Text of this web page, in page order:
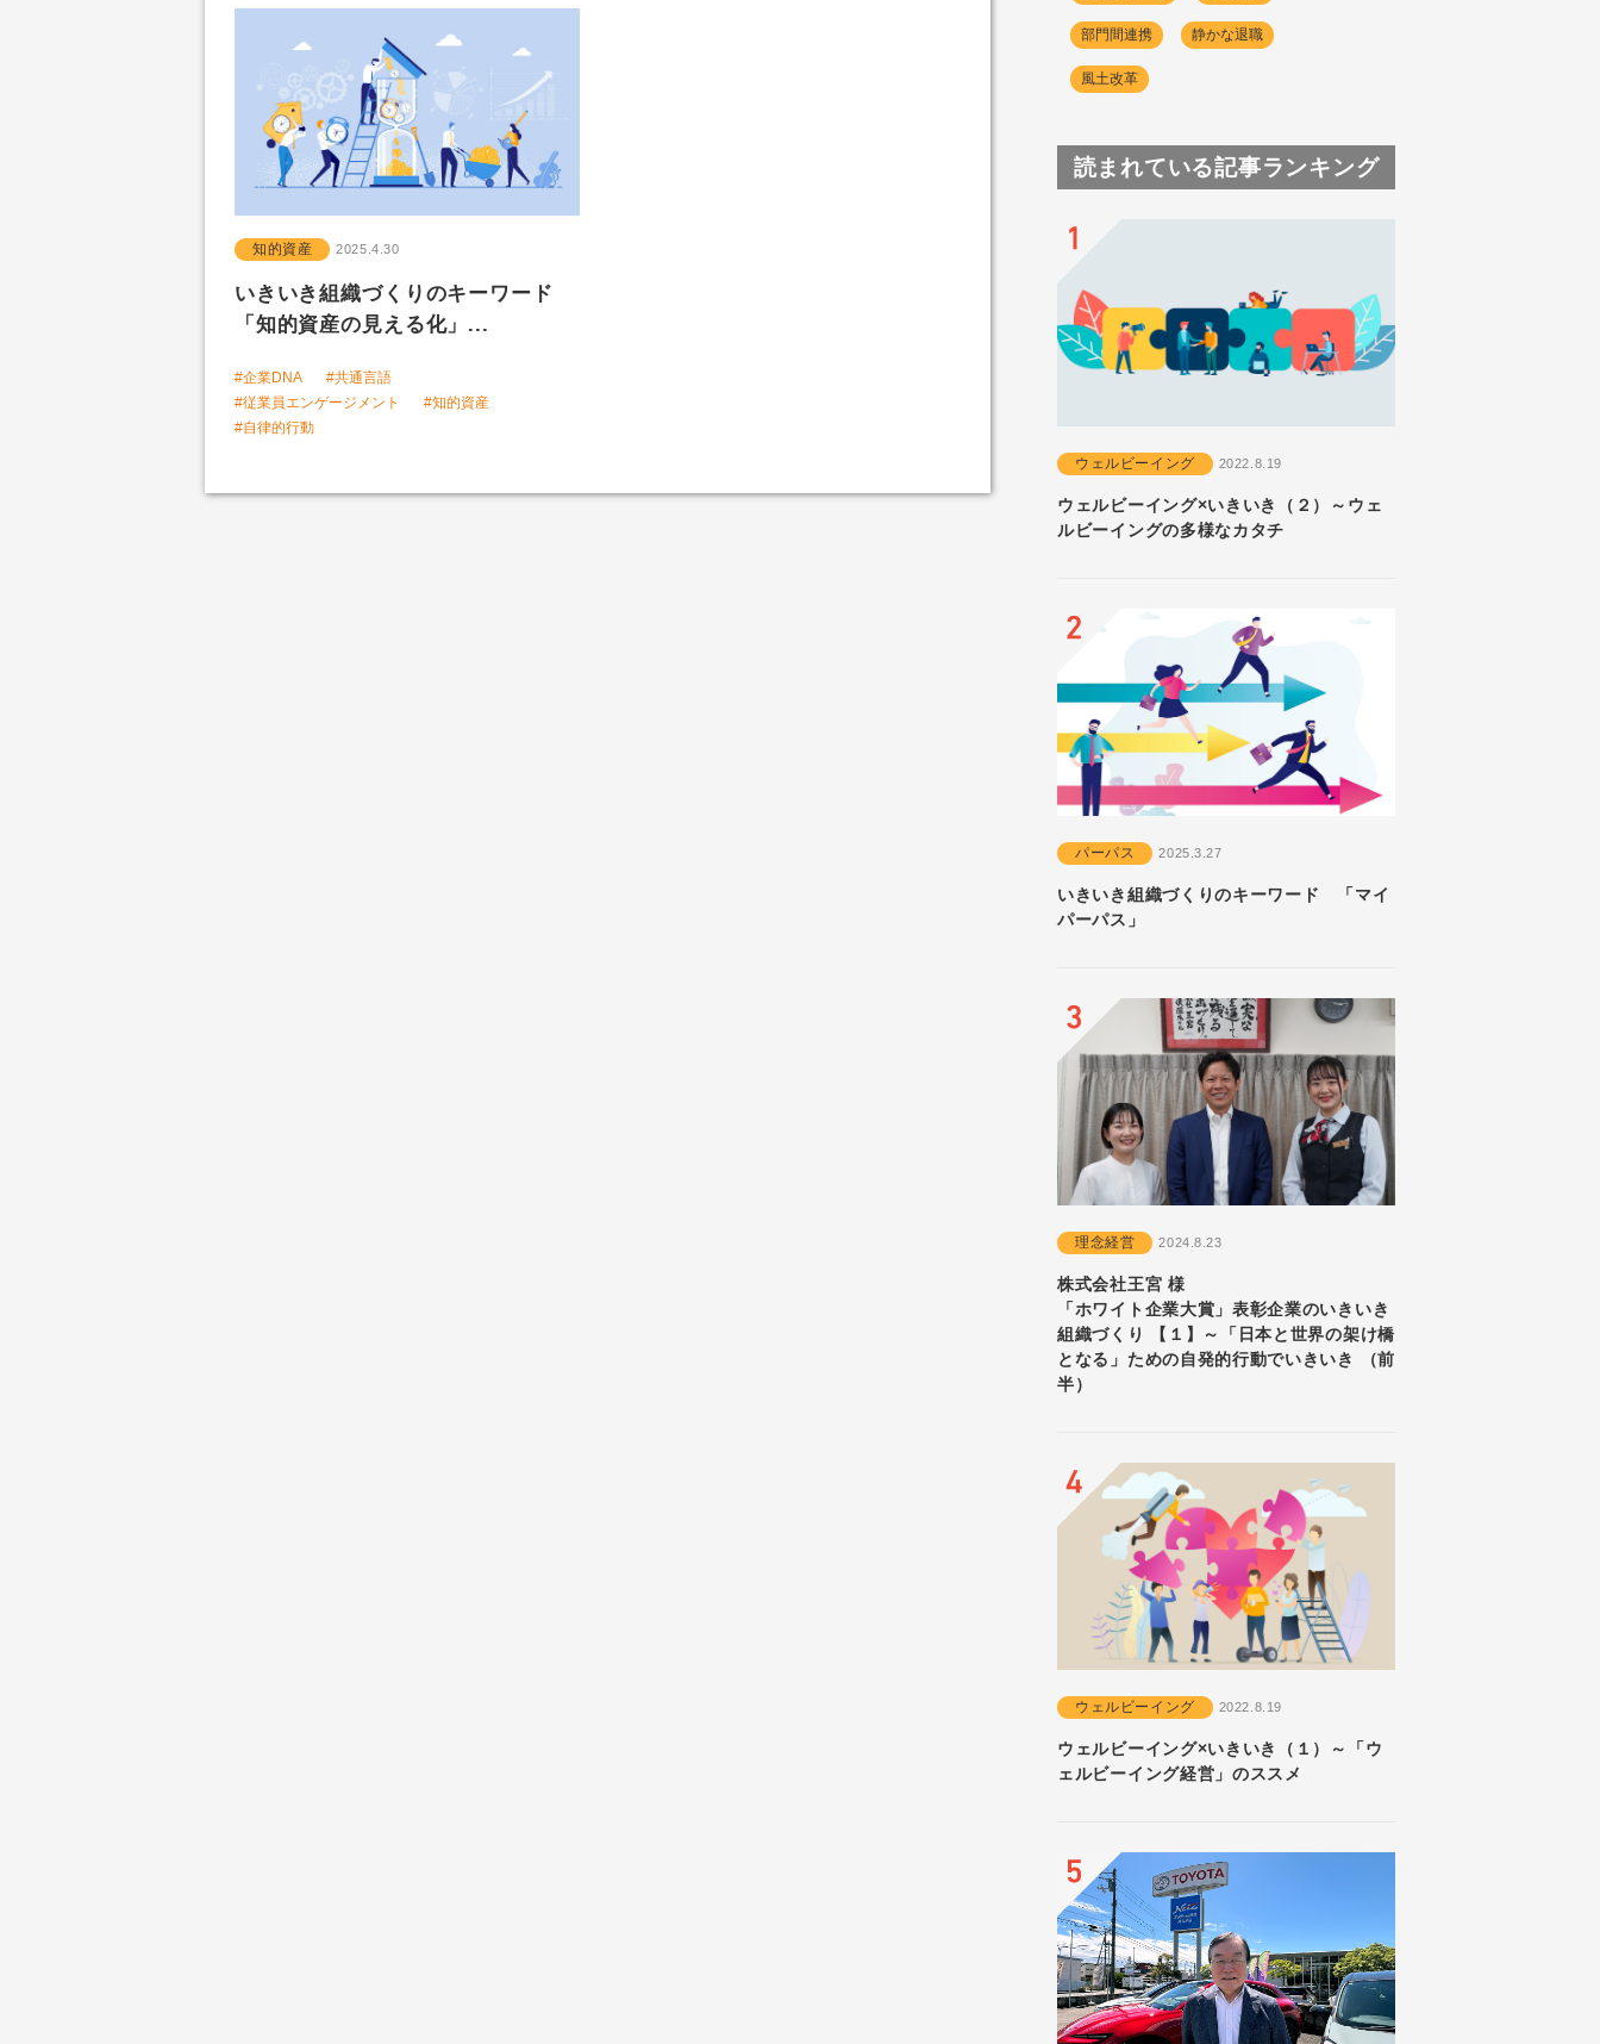
知的資産 2025.4.30
いきいき組織づくりのキーワード
「知的資産の見える化」...
#企業DNA
#共通言語
#従業員エンゲージメント
#知的資産
#自律的行動
部門間連携 静かな退職
風土改革
読まれている記事ランキング
ウェルビーイング 2022.8.19
ウェルビーイング×いきいき（２）～ウェ
ルビーイングの多様なカタチ
パーパス 2025.3.27
いきいき組織づくりのキーワード 「マイ
パーパス」
理念経営 2024.8.23
株式会社王宮 様
「ホワイト企業大賞」表彰企業のいきいき
組織づくり 【１】～「日本と世界の架け橋
となる」ための自発的行動でいきいき （前
半）
ウェルビーイング 2022.8.19
ウェルビーイング×いきいき（１）～「ウ
ェルビーイング経営」のススメ